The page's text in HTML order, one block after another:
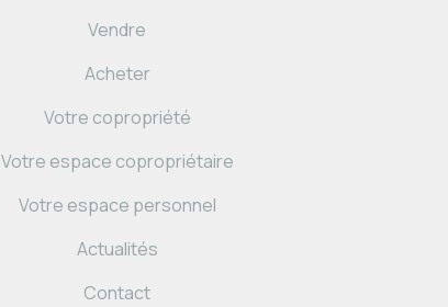
Vendre
Acheter
Votre copropriété
Votre espace copropriétaire
Votre espace personnel
Actualités
Contact